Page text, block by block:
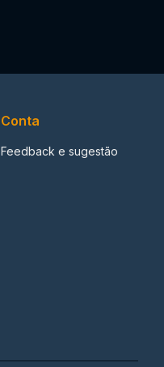
Conta
Feedback e sugestão